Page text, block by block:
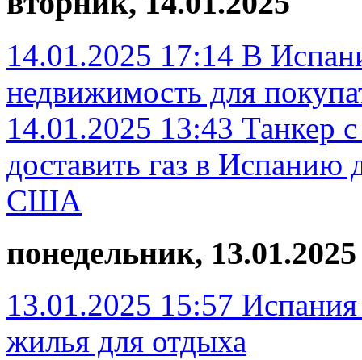
14.01.2025 17:14 В
недвижимость для
14.01.2025 13:43 Танкер
доставить газ в Испанию
США
понедельник, 13.01.2025
13.01.2025 15:57
жилья для отдыха